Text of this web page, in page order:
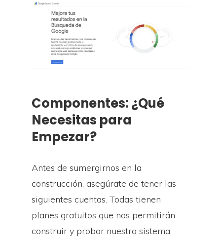
Componentes: ¿Qué
Necesitas para
Empezar?
Antes de sumergirnos en la
construcción, asegúrate de tener las
siguientes cuentas. Todas tienen
planes gratuitos que nos permitirán
construir y probar nuestro sistema.